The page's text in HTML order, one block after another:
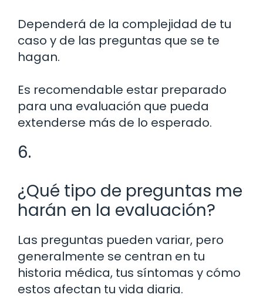
Dependerá de la complejidad de tu
caso y de las preguntas que se te
hagan.
Es recomendable estar preparado
para una evaluación que pueda
extenderse más de lo esperado.
6.
¿Qué tipo de preguntas me
harán en la evaluación?
Las preguntas pueden variar, pero
generalmente se centran en tu
historia médica, tus síntomas y cómo
estos afectan tu vida diaria.